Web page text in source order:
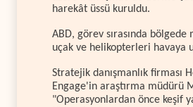
harekât üssü kuruldu.
ABD, görev sırasında bölgede
uçak ve helikopterleri havaya
Stratejik danışmanlık firması
Engage'in araştırma müdürü
"Operasyonlardan önce keşif